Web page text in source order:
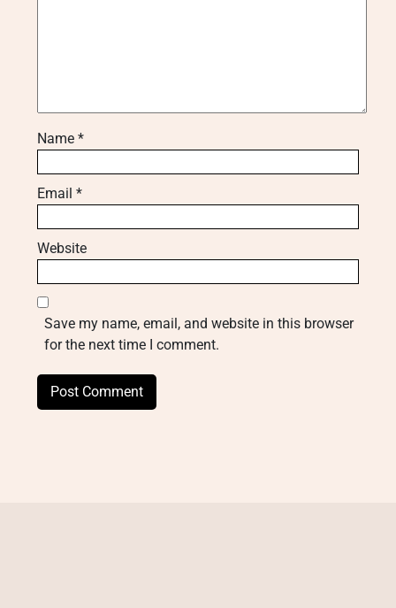
Name *
Email *
Website
Save my name, email, and website in this browser
for the next time I comment.